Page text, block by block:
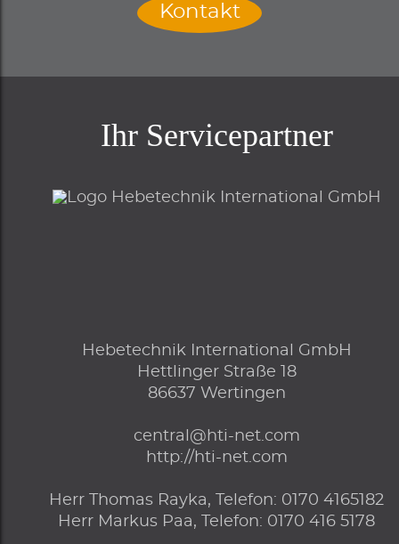
Kontakt
Ihr Servicepartner
Hebetechnik International GmbH
Hettlinger Straße 18
86637 Wertingen
central@hti-net.com
http://hti-net.com
Herr Thomas Rayka, Telefon: 0170 4165182
Herr Markus Paa, Telefon: 0170 416 5178